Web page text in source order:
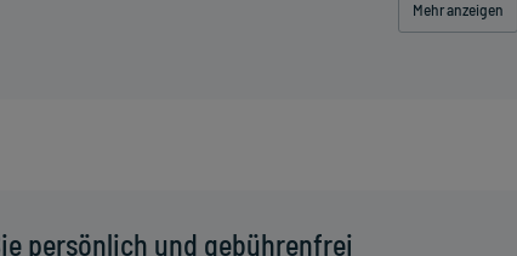
Mehr anzeigen
persönlich und gebührenfrei